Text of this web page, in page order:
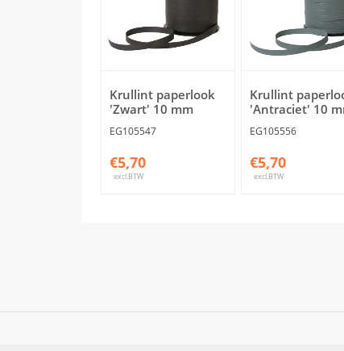
Krullint paperlook
'Zwart' 10 mm
EG105547
€5,70
excl.BTW
Krullint
'Antraciet' 10
EG105556
€5,70
excl.BTW